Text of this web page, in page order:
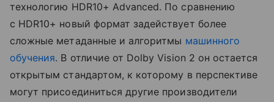
технологию HDR10+ Advanced. По сравнению
с HDR10+ новый формат задействует более
сложные метаданные и алгоритмы машинного
обучения. В отличие от Dolby Vision 2 он остается
открытым стандартом, к которому в перспективе
могут присоединиться другие производители